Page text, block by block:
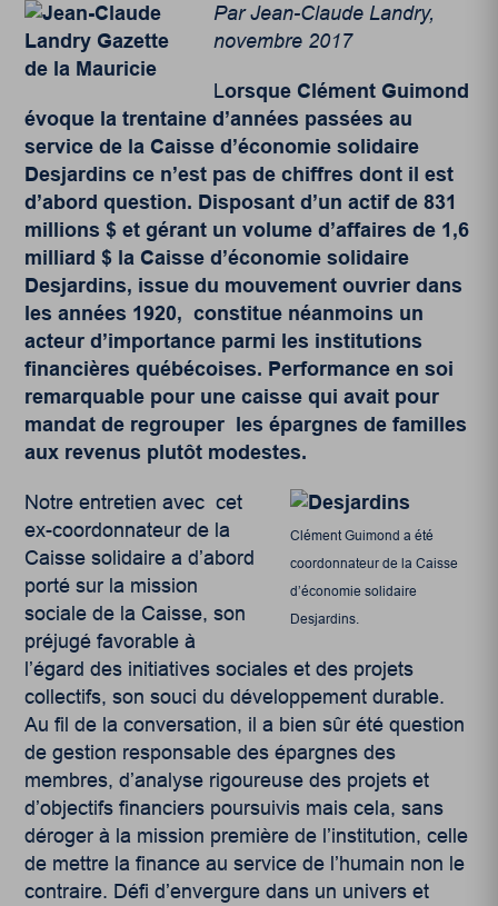
Par Jean-Claude Landry,
novembre 2017
Lorsque Clément Guimond
évoque la trentaine d’années passées au
service de la Caisse d’économie solidaire
Desjardins ce n’est pas de chiffres dont il est
d’abord question. Disposant d’un actif de 831
millions $ et gérant un volume d’affaires de 1,6
milliard $ la Caisse d’économie solidaire
Desjardins, issue du mouvement ouvrier dans
les années 1920, constitue néanmoins un
acteur d’importance parmi les institutions
financières québécoises. Performance en soi
remarquable pour une caisse qui avait pour
mandat de regrouper les épargnes de familles
aux revenus plutôt modestes.
Clément Guimond a été
coordonnateur de la Caisse
d’économie solidaire
Desjardins.
Notre entretien avec cet
ex-coordonnateur de la
Caisse solidaire a d’abord
porté sur la mission
sociale de la Caisse, son
préjugé favorable à
l’égard des initiatives sociales et des projets
collectifs, son souci du développement durable.
Au fil de la conversation, il a bien sûr été question
de gestion responsable des épargnes des
membres, d’analyse rigoureuse des projets et
d’objectifs financiers poursuivis mais cela, sans
déroger à la mission première de l’institution, celle
de mettre la finance au service de l’humain non le
contraire. Défi d’envergure dans un univers et